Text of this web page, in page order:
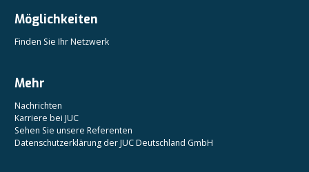
Möglichkeiten
Finden Sie Ihr Netzwerk
Mehr
Nachrichten
Karriere bei JUC
Sehen Sie unsere Referenten
Datenschutzerklärung der JUC Deutschland GmbH